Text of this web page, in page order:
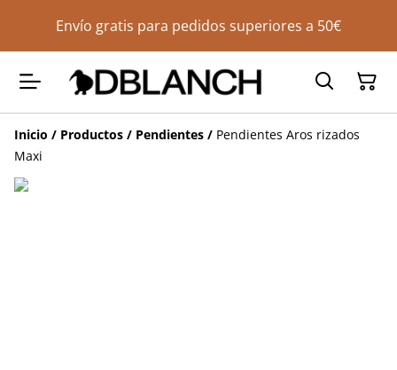
Envío gratis para pedidos superiores a 50€
Inicio / Productos / Pendientes / Pendientes Aros rizados
Maxi